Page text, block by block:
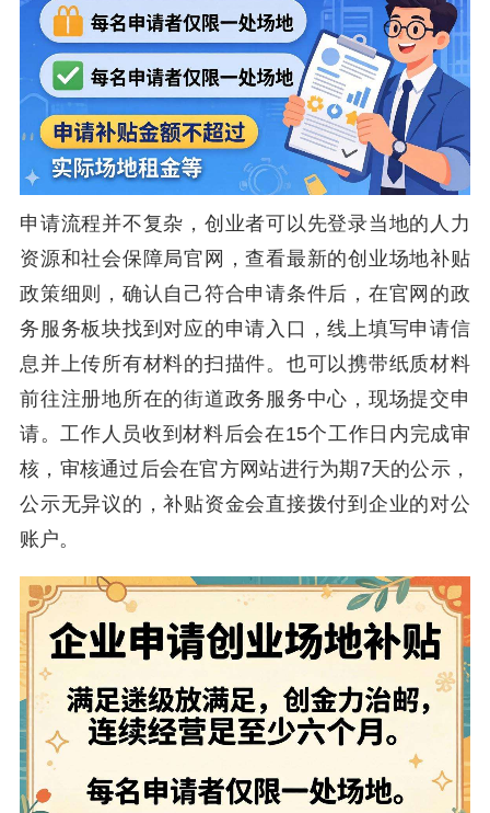
申请流程并不复杂，创业者可以先登录当地的人力
资源和社会保障局官网，查看最新的创业场地补贴
政策细则，确认自己符合申请条件后，在官网的政
务服务板块找到对应的申请入口，线上填写申请信
息并上传所有材料的扫描件。也可以携带纸质材料
前往注册地所在的街道政务服务中心，现场提交申
请。工作人员收到材料后会在15个工作日内完成审
核，审核通过后会在官方网站进行为期7天的公示，
公示无异议的，补贴资金会直接拨付到企业的对公
账户。